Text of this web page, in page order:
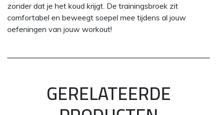
zonder dat je het koud krijgt. De trainingsbroek zit
comfortabel en beweegt soepel mee tijdens al jouw
oefeningen van jouw workout!
GERELATEERDE